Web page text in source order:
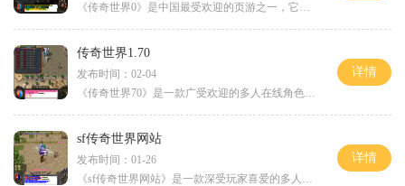
《传奇世界0》是中国最受欢迎的页游之一，它于2013年由腾讯游戏推出。该游戏以其精美的画面，独特的剧情设定和多样化的玩法而在大众中获得了巨大的成功。下面，我将介绍一下游戏
传奇世界1.70
发布时间：02-04
《传奇世界70》是一款广受欢迎的多人在线角色扮演游戏。此版本的《传奇世界》相较于以往版本，在游戏玩法、职业系统、地图等方面作出了许多改进和创新，为玩家带来更加丰富、纷
详情
sf传奇世界网站
发布时间：01-26
《sf传奇世界网站》是一款深受玩家喜爱的多人在线角色扮演游戏。它以其精美的画面、紧张刺激的战斗和丰富多样的玩法而闻名于世。无论是对于热爱传奇的老玩家，还是对于想要寻找
详情